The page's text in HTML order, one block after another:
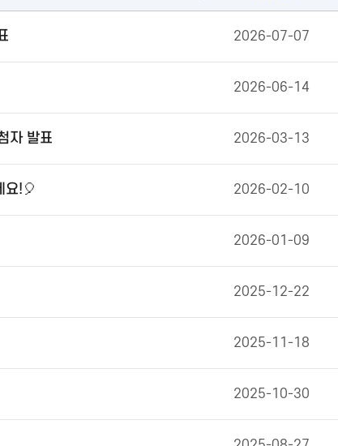
2026-07-07
2026-06-14
자 발표 2026-03-13
요!🎈 2026-02-10
2026-01-09
2025-12-22
2025-11-18
2025-10-30